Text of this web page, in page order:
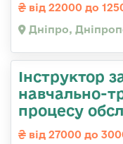
від 22000 до
Дніпро,
Інструктор
навчально-
процесу
від 27000 до